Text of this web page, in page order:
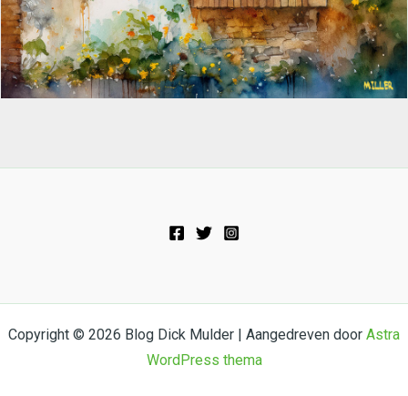
Copyright © 2026 Blog Dick Mulder | Aangedreven door Astra
WordPress thema